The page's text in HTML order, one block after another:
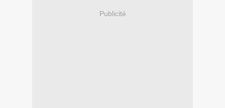
Publicité